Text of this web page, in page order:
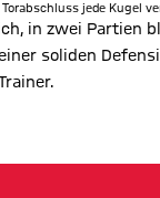
jede Kugel
in zwei Partien
soliden